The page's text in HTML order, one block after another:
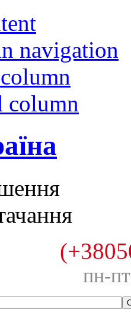
navigation
column
пн-